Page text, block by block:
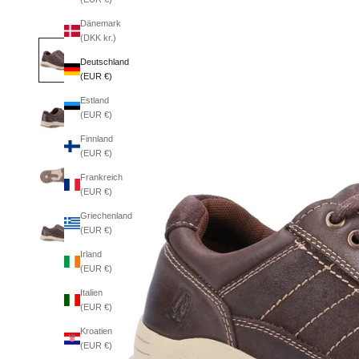
Dänemark
(DKK kr.)
Deutschland
(EUR €)
Estland
(EUR €)
Finnland
(EUR €)
Frankreich
(EUR €)
Griechenland
(EUR €)
Irland
(EUR €)
Italien
(EUR €)
Kroatien
(EUR €)